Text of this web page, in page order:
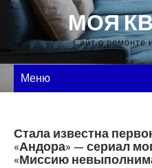
Перейти
содержимому
МОЯ
Сайт о ремонте
Меню
Стала известна
«Андора» — сериал
«Миссию